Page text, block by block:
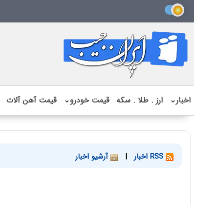
اخبار⌄ ارز . طلا . سکه قیمت خودرو⌄ قیمت آهن آلات
| آرشیو اخبار